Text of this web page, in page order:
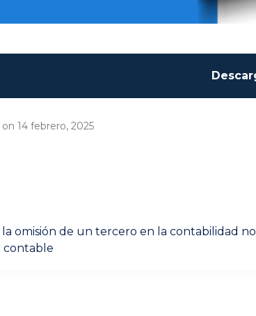
on 14 febrero, 2025
la omisión de un tercero en la contabilidad no
contable